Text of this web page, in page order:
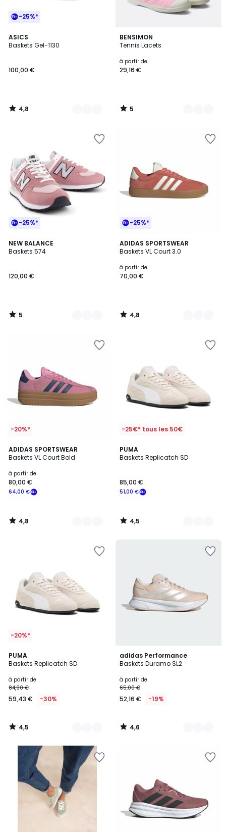
-25%*
ASICS
Baskets Gel-1130
100,00 €
4,8
/ 5
5
Couleurs
4,8
/
BENSIMON
Tennis Lacets
à partir de
29,16 €
5
/
7
Couleurs
5
/
-25%*
NEW BALANCE
Baskets 574
120,00 €
5
/
3
Couleurs
5
/
-25%*
ADIDAS SPORTSWEAR
Baskets VL Court 3.0
à partir de
70,00 €
4,8
/ 5
12
Couleurs
4,8
/
-20%*
ADIDAS SPORTSWEAR
Baskets VL Court Bold
à partir de
64,00 €
80,00 €
4,8
/ 5
19
Couleurs
4,8
/
-25€* tous les 50€
PUMA
Baskets Replicatch SD
51,00 €
85,00 €
4,5
/ 5
2
Couleurs
4,5
/
-20%*
PUMA
Baskets Replicatch SD
à partir de
84,90 €
59,43 € -30%
4,5
/ 5
5
Couleurs
4,5
/
adidas Performance
Baskets Duramo SL2
à partir de
65,00 €
52,16 € -19%
4,6
/ 5
5
Couleurs
4,6
/